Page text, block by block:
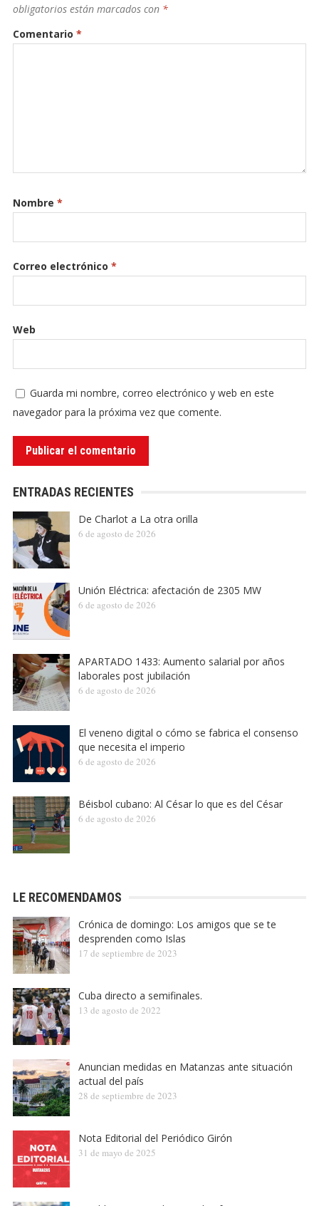
obligatorios están marcados con *
Comentario *
Nombre *
Correo electrónico *
Web
Guarda mi nombre, correo electrónico y web en este
navegador para la próxima vez que comente.
ENTRADAS RECIENTES
De Charlot a La otra orilla
6 de agosto de 2026
Unión Eléctrica: afectación de 2305 MW
6 de agosto de 2026
APARTADO 1433: Aumento salarial por años
laborales post jubilación
6 de agosto de 2026
El veneno digital o cómo se fabrica el consenso
que necesita el imperio
6 de agosto de 2026
Béisbol cubano: Al César lo que es del César
6 de agosto de 2026
LE RECOMENDAMOS
Crónica de domingo: Los amigos que se te
desprenden como Islas
17 de septiembre de 2023
Cuba directo a semifinales.
13 de agosto de 2022
Anuncian medidas en Matanzas ante situación
actual del país
28 de septiembre de 2023
Nota Editorial del Periódico Girón
31 de mayo de 2025